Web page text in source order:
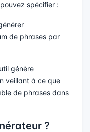
spécifier :
de phrases par
génère
veillant à ce que
de phrases dans
?